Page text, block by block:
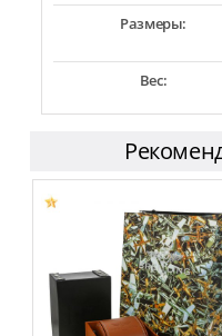
Размеры:
Вес: